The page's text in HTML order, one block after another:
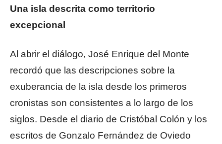
Una isla descrita como territorio
excepcional
Al abrir el diálogo, José Enrique del Monte
recordó que las descripciones sobre la
exuberancia de la isla desde los primeros
cronistas son consistentes a lo largo de los
siglos. Desde el diario de Cristóbal Colón y los
escritos de Gonzalo Fernández de Oviedo